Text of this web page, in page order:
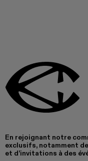
En rejoignant notre
exclusifs, notamment
et d’invitations à des